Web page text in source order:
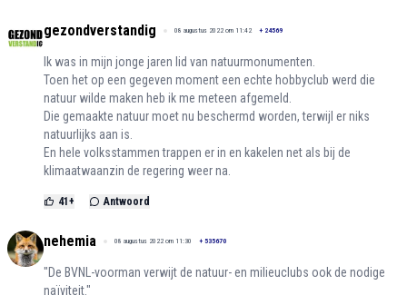
gezondverstandig 08 augustus 2022 om 11:42 + 24569
Ik was in mijn jonge jaren lid van natuurmonumenten.
Toen het op een gegeven moment een echte hobbyclub werd die
natuur wilde maken heb ik me meteen afgemeld.
Die gemaakte natuur moet nu beschermd worden, terwijl er niks
natuurlijks aan is.
En hele volksstammen trappen er in en kakelen net als bij de
klimaatwaanzin de regering weer na.
41 + Antwoord
nehemia 08 augustus 2022 om 11:30 + 535670
"De BVNL-voorman verwijt de natuur- en milieuclubs ook de nodige
naïviteit."